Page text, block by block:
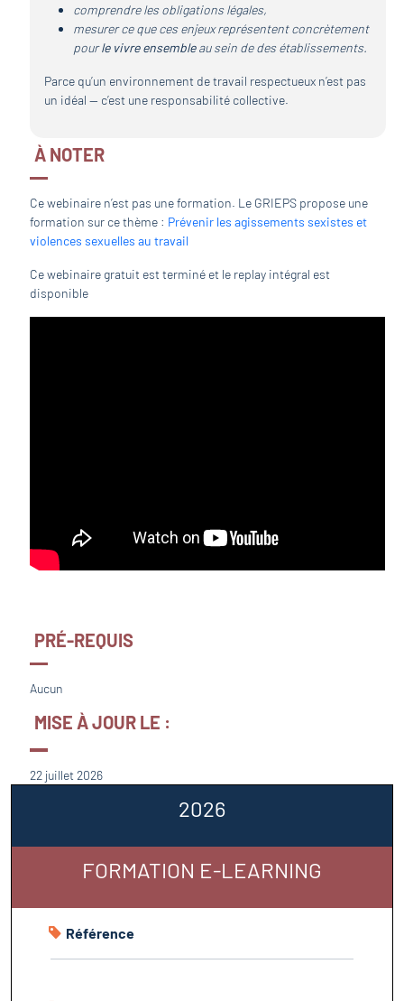
comprendre les obligations légales,
mesurer ce que ces enjeux représentent concrètement
pourle vivre ensembleau sein de des établissements.
Parce qu’un environnement de travail respectueux n’est pas
un idéal — c’est une responsabilité collective.
À NOTER
Ce webinaire n’est pas une formation. Le GRIEPS propose une
formation sur ce thème : Prévenir les agissements sexistes et
violences sexuelles au travail
Ce webinaire gratuit est terminé et le replay intégral est
disponible
PRÉ-REQUIS
Aucun
MISE À JOUR LE :
22 juillet 2026
2026
FORMATION E-LEARNING
Référence